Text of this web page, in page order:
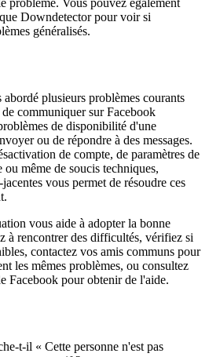
problème. Vous pouvez également
Downdetector pour voir si
généralisés.
plusieurs problèmes courants
communiquer sur Facebook
de disponibilité d'une
ou de répondre à des messages.
de compte, de paramètres de
même de soucis techniques,
vous permet de résoudre ces
vous aide à adopter la bonne
à rencontrer des difficultés, vérifiez si
contactez vos amis communs pour
les mêmes problèmes, ou consultez
Facebook pour obtenir de l'aide.
t-il « Cette personne n'est pas